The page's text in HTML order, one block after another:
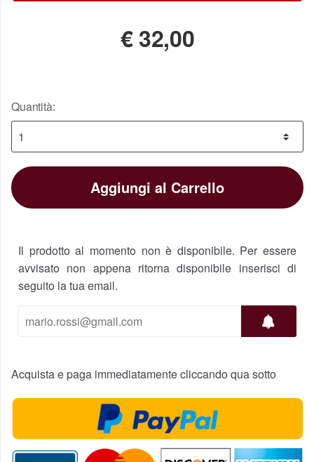
€32,00
Quantità:
Aggiungi al Carrello
Il prodotto al momento non è disponibile. Per essere
avvisato non appena ritorna disponibile inserisci di
seguito la tua email.
Acquista e paga immediatamente cliccando qua sotto